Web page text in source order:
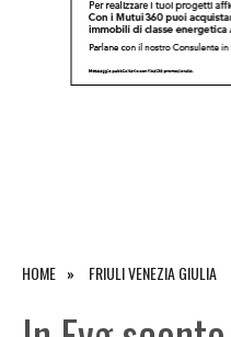
HOME FRIULI VENEZIA GIULIA